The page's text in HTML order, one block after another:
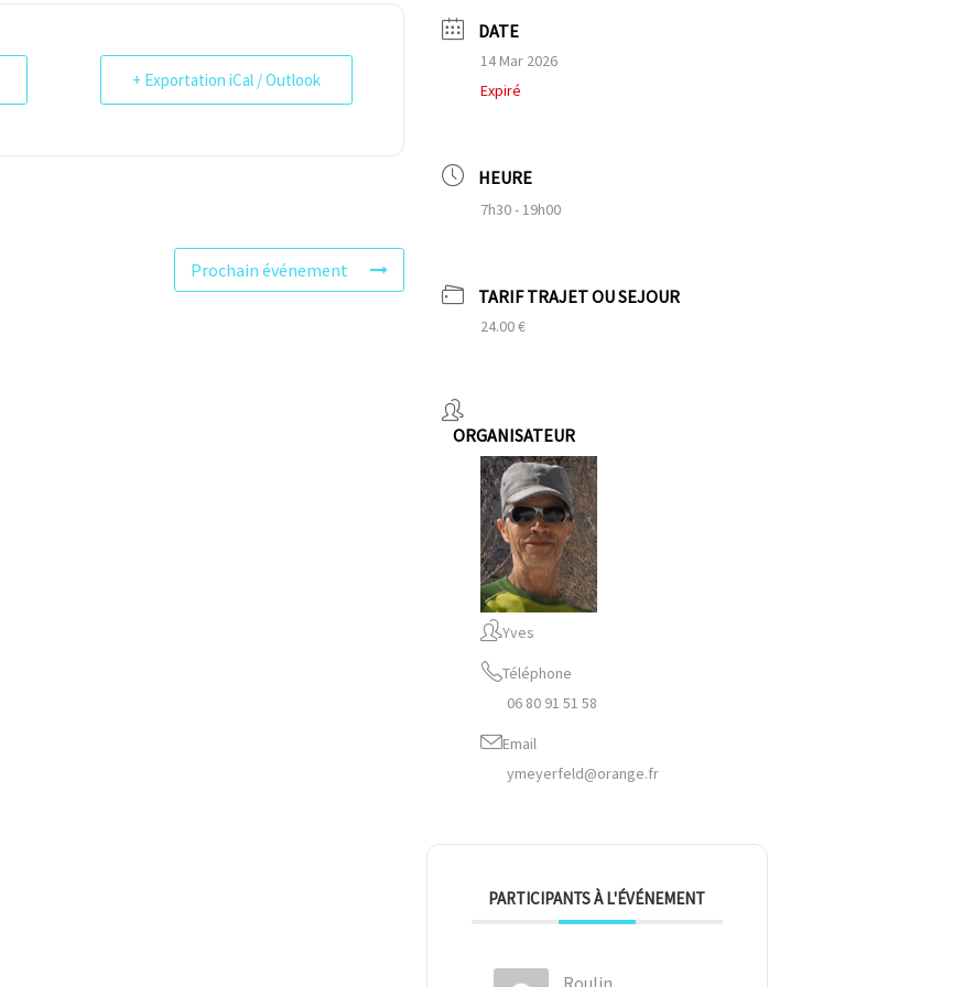
+ Exportation iCal / Outlook
Prochain événement
DATE
14 Mar 2026
Expiré
HEURE
7h30 - 19h00
TARIF TRAJET OU SEJOUR
24.00 €
ORGANISATEUR
Yves
Téléphone
06 80 91 51 58
Email
ymeyerfeld@orange.fr
PARTICIPANTS À L'ÉVÉNEMENT
Roulin